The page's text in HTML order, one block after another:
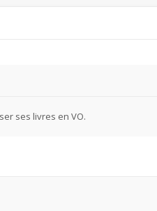
ses livres en VO.